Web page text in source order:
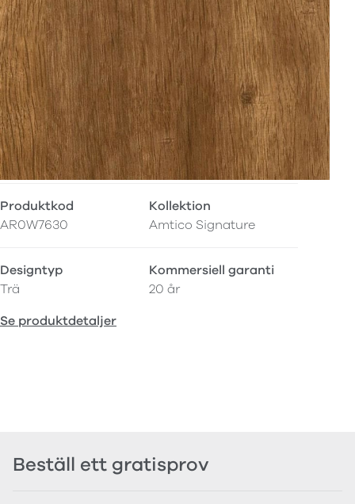
Produktkod
AR0W7630
Kollektion
Amtico Signature
Designtyp
Trä
Kommersiell garanti
20 år
Se produktdetaljer
Beställ ett gratisprov